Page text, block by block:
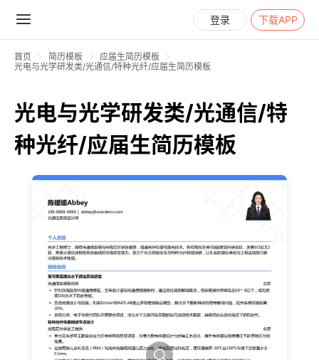
登录 下载APP
首页 简历模板
应届生简历模板
光电与光学研发类/光通信/特种光纤/应届生简历模板
光电与光学研发类/光通信/特
种光纤/应届生简历模板